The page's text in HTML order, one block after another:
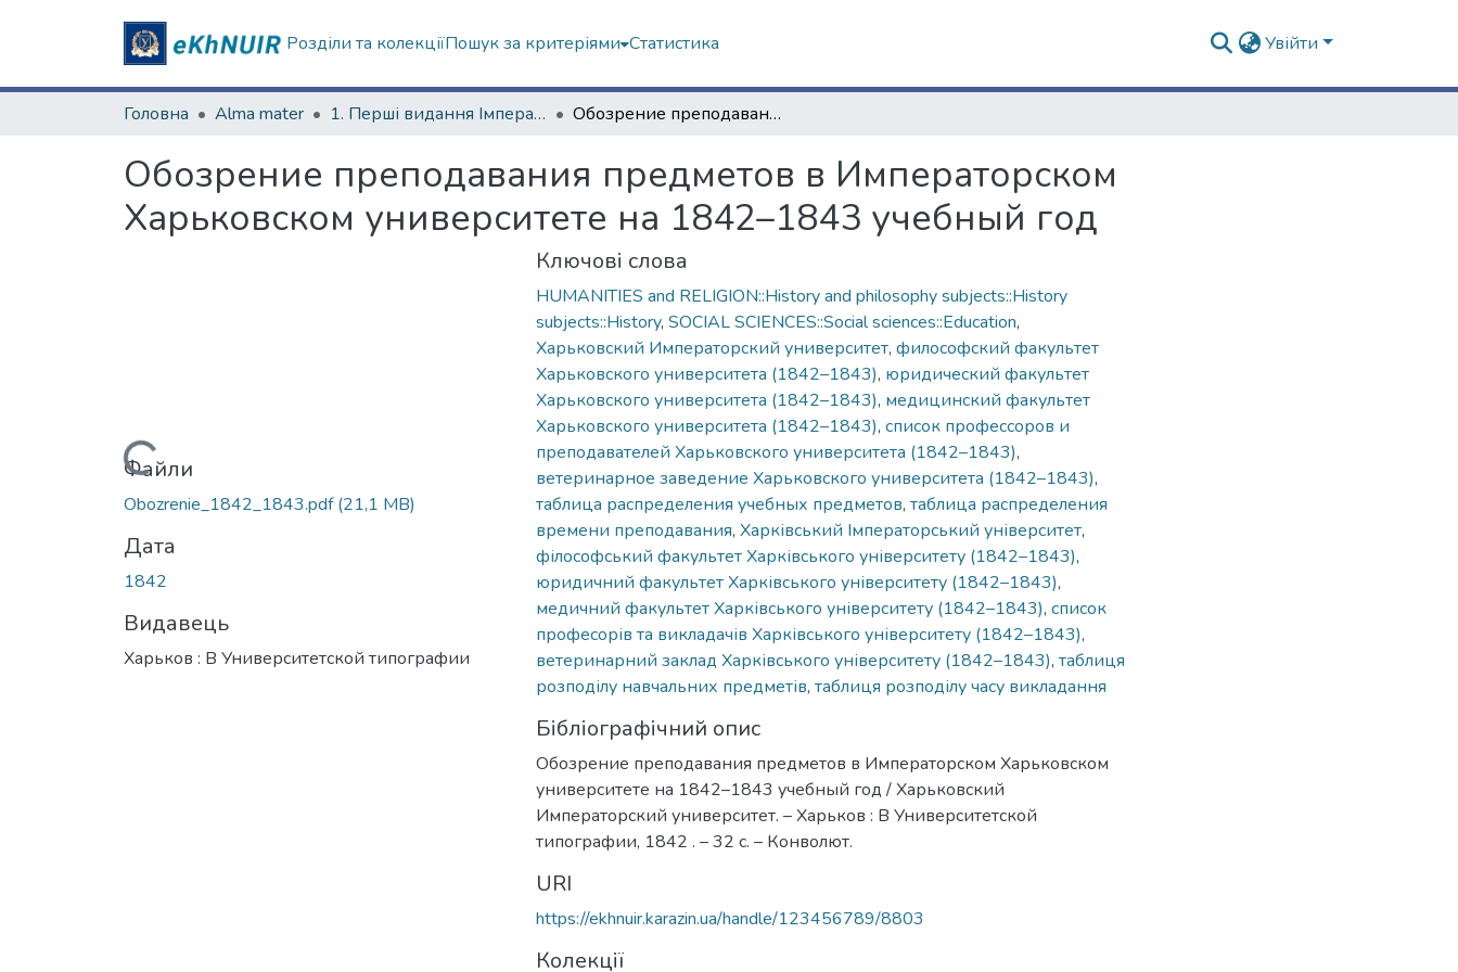
Розділи та колекціїПошук за критеріями Статистика Увійти
Головна Alma mater 1. Перші видання Імператорського Харківського університету Обозрение преподавания предметов в Императорском Харьковском университете на 1842–1843 учебный год
Обозрение преподавания предметов в Императорском
Харьковском университете на 1842–1843 учебный год
Вантажиться...
Файли
Obozrenie_1842_1843.pdf(21,1 MB)
Дата
1842
Видавець
Харьков : В Университетской типографии
Ключові слова
HUMANITIES and RELIGION::History and philosophy subjects::History
subjects::History, SOCIAL SCIENCES::Social sciences::Education,
Харьковский Императорский университет, философский факультет
Харьковского университета (1842–1843), юридический факультет
Харьковского университета (1842–1843), медицинский факультет
Харьковского университета (1842–1843), список профессоров и
преподавателей Харьковского университета (1842–1843),
ветеринарное заведение Харьковского университета (1842–1843),
таблица распределения учебных предметов, таблица распределения
времени преподавания, Харківський Імператорський університет,
філософський факультет Харківського університету (1842–1843),
юридичний факультет Харківського університету (1842–1843),
медичний факультет Харківського університету (1842–1843), список
професорів та викладачів Харківського університету (1842–1843),
ветеринарний заклад Харківського університету (1842–1843), таблиця
розподілу навчальних предметів, таблиця розподілу часу викладання
Бібліографічний опис
Обозрение преподавания предметов в Императорском Харьковском
университете на 1842–1843 учебный год / Харьковский
Императорский университет. – Харьков : В Университетской
типографии, 1842 . – 32 с. – Конволют.
URI
https://ekhnuir.karazin.ua/handle/123456789/8803
Колекції